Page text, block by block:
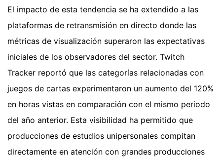
El impacto de esta tendencia se ha extendido a las
plataformas de retransmisión en directo donde las
métricas de visualización superaron las expectativas
iniciales de los observadores del sector. Twitch
Tracker reportó que las categorías relacionadas con
juegos de cartas experimentaron un aumento del 120%
en horas vistas en comparación con el mismo periodo
del año anterior. Esta visibilidad ha permitido que
producciones de estudios unipersonales compitan
directamente en atención con grandes producciones